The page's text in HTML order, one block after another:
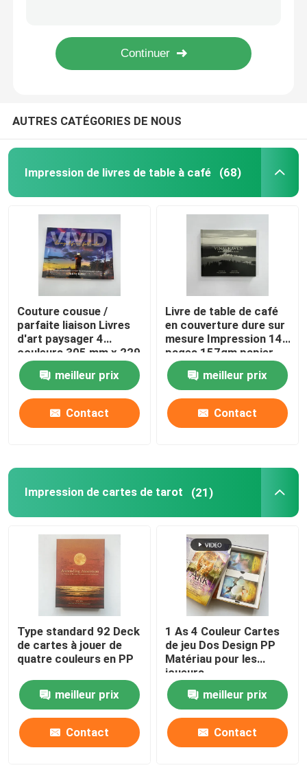
L'impression de livres pour enfants
Impression de livres de romans
Service d'impression de manuels
Services d'impression de calendriers
Impression de journaux sur mesure
Impression de livres à colorier
Impression de bandes dessinées
L'impression de bibles sur mesure
Boîtes d'emballage pour cadeaux
AUTRES CATÉGORIES DE NOUS
Impression de livres de table à café (68)
Couture cousue /
parfaite liaison Livres
d'art paysager 4
couleurs 305 mm x 229
mm
meilleur prix
Contact
Livre de table de café
en couverture dure sur
mesure Impression 144
pages 157gm papier
d'art
meilleur prix
Contact
Impression de cartes de tarot (21)
Type standard 92 Deck
de cartes à jouer de
quatre couleurs en PP
meilleur prix
Contact
1 As 4 Couleur Cartes
de jeu Dos Design PP
Matériau pour les
joueurs
meilleur prix
Contact